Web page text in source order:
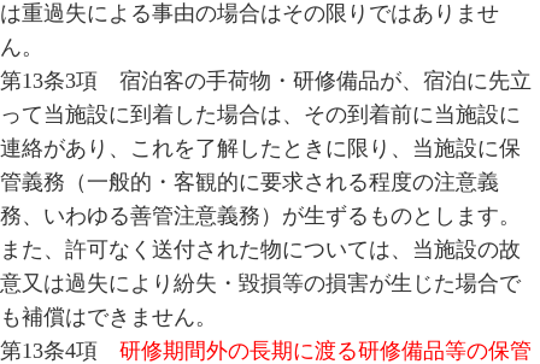
は重過失による事由の場合はその限りではありませ
ん。
第13条3項 宿泊客の手荷物・研修備品が、宿泊に先立
って当施設に到着した場合は、その到着前に当施設に
連絡があり、これを了解したときに限り、当施設に保
管義務（一般的・客観的に要求される程度の注意義
務、いわゆる善管注意義務）が生ずるものとします。
また、許可なく送付された物については、当施設の故
意又は過失により紛失・毀損等の損害が生じた場合で
も補償はできません。
第13条4項 研修期間外の長期に渡る研修備品等の保管